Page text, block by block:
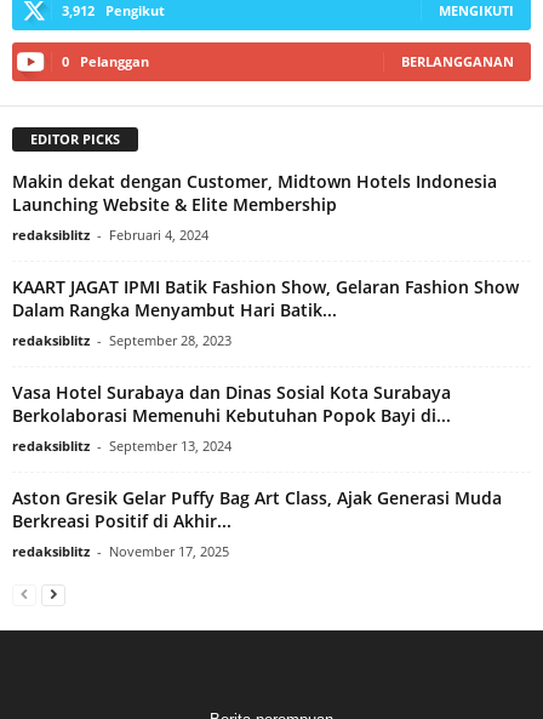
3,912 Pengikut MENGIKUTI
0 Pelanggan BERLANGGANAN
EDITOR PICKS
Makin dekat dengan Customer, Midtown Hotels Indonesia
Launching Website & Elite Membership
redaksiblitz - Februari 4, 2024
KAART JAGAT IPMI Batik Fashion Show, Gelaran Fashion Show
Dalam Rangka Menyambut Hari Batik...
redaksiblitz - September 28, 2023
Vasa Hotel Surabaya dan Dinas Sosial Kota Surabaya
Berkolaborasi Memenuhi Kebutuhan Popok Bayi di...
redaksiblitz - September 13, 2024
Aston Gresik Gelar Puffy Bag Art Class, Ajak Generasi Muda
Berkreasi Positif di Akhir...
redaksiblitz - November 17, 2025